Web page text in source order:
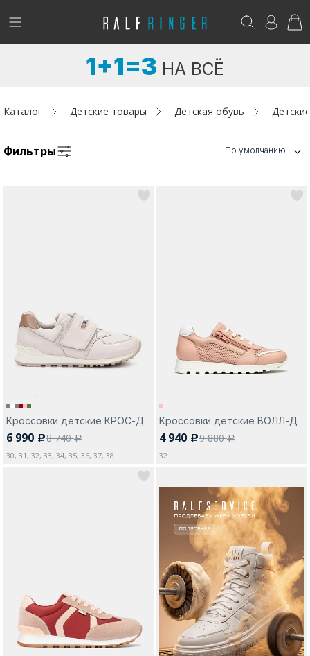
!
Женщинам
Да, все верно Изменить город
Возникли вопросы? - club@ralf.ru
1+1=3 НА ВСЁ
Каталог Детские товары Детская обувь
Фильтры По умолчанию
Кроссовки детские КРОС-Д
6 990 c8 740a
30, 31, 32, 33, 34, 35, 36, 37, 38
Кроссовки детские ВОЛЛ-Д
4 940 c9 880a
32